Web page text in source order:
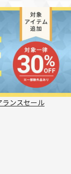
ランスセール